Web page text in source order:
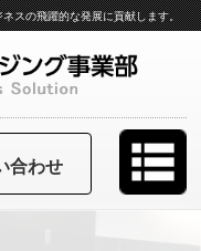
スの飛躍的な発展に貢献します。
合わせ